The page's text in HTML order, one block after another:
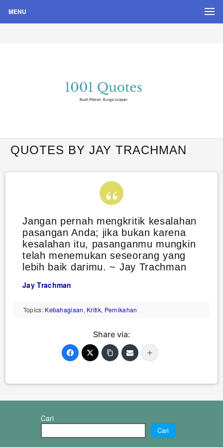
MENU
Quote Hari Puisi
QUOTES BY JAY TRACHMAN
Jangan pernah mengkritik kesalahan
pasangan Anda; jika bukan karena
kesalahan itu, pasanganmu mungkin
telah menemukan seseorang yang
lebih baik darimu. ~ Jay Trachman
Jay Trachman
Topics: Kebahagiaan, Kritik, Pernikahan
Share via:
Cari
Cari